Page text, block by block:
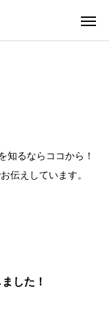
知るならココから！
伝えしています。
した！